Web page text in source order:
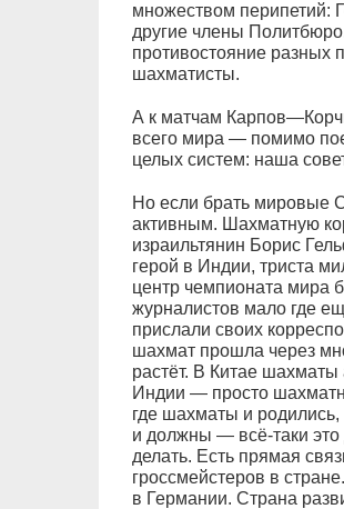
множеством перипетий:
другие члены
противостояние разных
шахматисты.
А к матчам
всего мира — помимо
целых систем: наша
Но если брать мировые
активным. Шахматную
израильтянин Борис
герой в Индии, триста
центр чемпионата мира
журналистов мало где
прислали своих
шахмат прошла через
растёт. В Китае
Индии — просто
где шахматы и
и должны — всё-таки
делать. Есть прямая
гроссмейстеров в
в Германии. Страна